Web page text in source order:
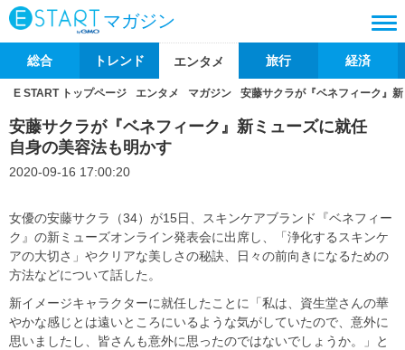
マガジン
総合 トレンド エンタメ 旅行 経済
E START トップページ エンタメ マガジン 安藤サクラが『ベネフィーク』
安藤サクラが『ベネフィーク』新ミューズに就任
自身の美容法も明かす
2020-09-16 17:00:20
女優の安藤サクラ（34）が15日、スキンケアブランド『ベネフィー
ク』の新ミューズオンライン発表会に出席し、「浄化するスキンケ
アの大切さ」やクリアな美しさの秘訣、日々の前向きになるための
方法などについて話した。
新イメージキャラクターに就任したことに「私は、資生堂さんの華
やかな感じとは遠いところにいるような気がしていたので、意外に
思いましたし、皆さんも意外に思ったのではないでしょうか。」と